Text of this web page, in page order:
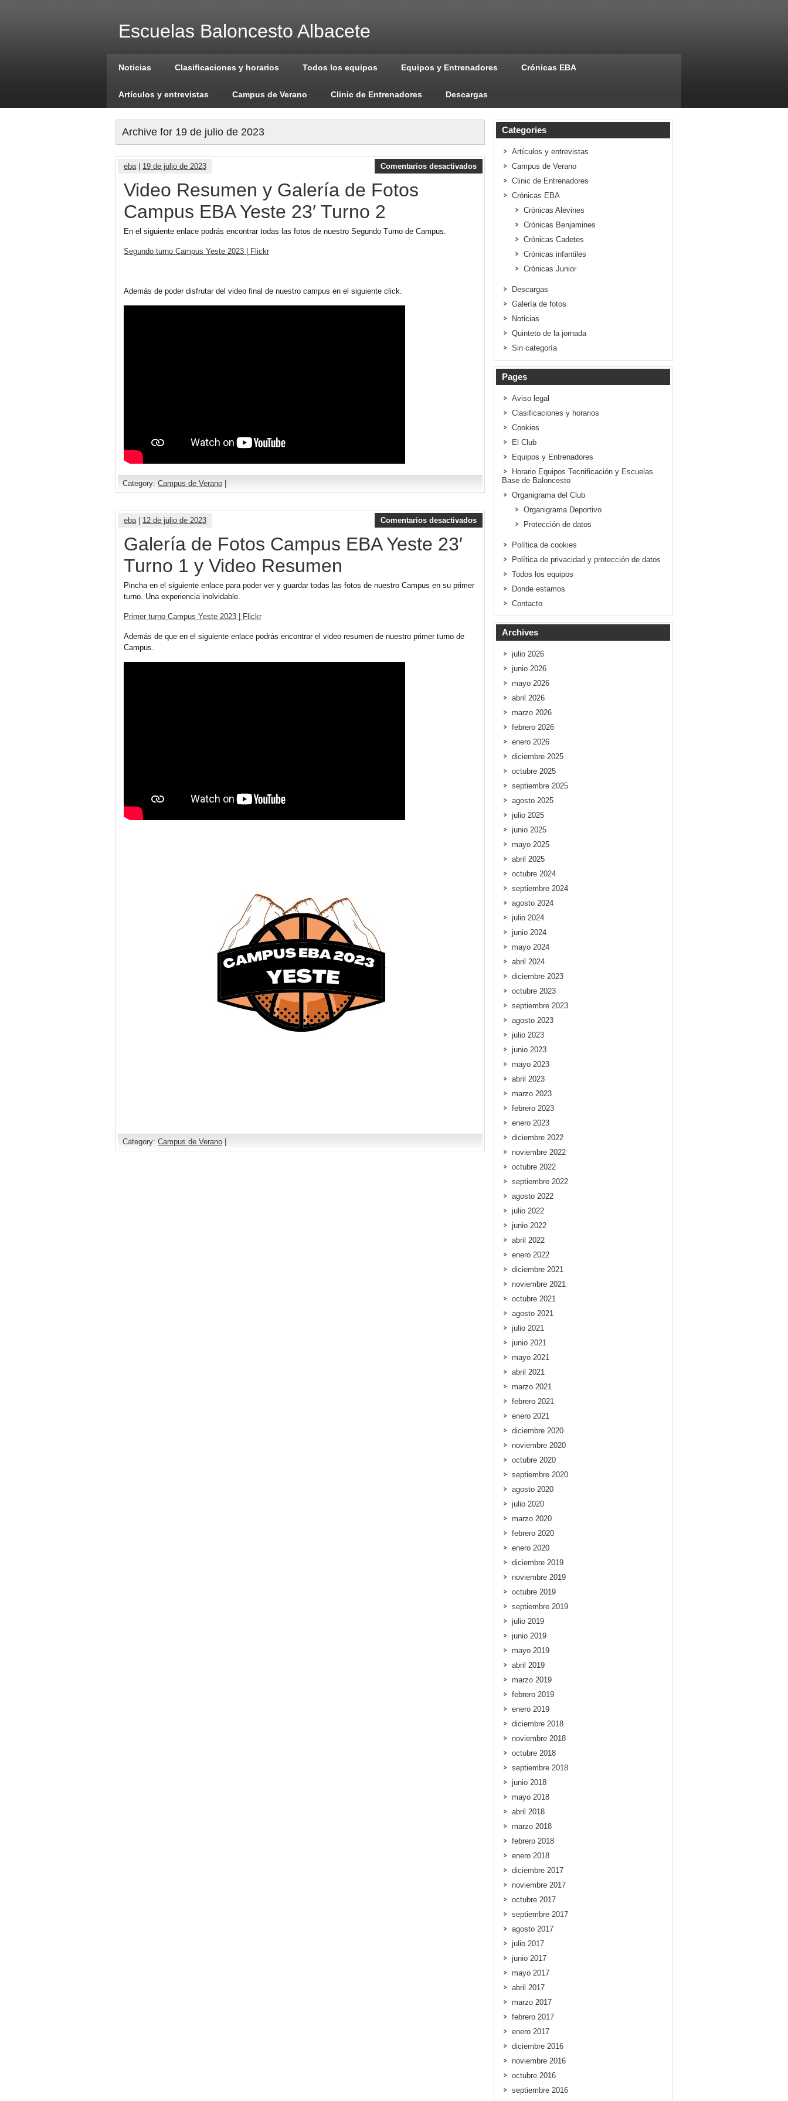
Escuelas Baloncesto Albacete
Noticias Clasificaciones y horarios Todos los equipos Equipos y Entrenadores Crónicas EBA
Artículos y entrevistas Campus de Verano Clinic de Entrenadores Descargas
Archive for 19 de julio de 2023
eba| 19 de julio de 2023 Comentarios desactivados
Video Resumen y Galería de Fotos
Campus EBA Yeste 23′ Turno 2
En el siguiente enlace podrás encontrar todas las fotos de nuestro Segundo Turno de Campus.
Segundo turno Campus Yeste 2023 | Flickr
Además de poder disfrutar del video final de nuestro campus en el siguiente click.
Category: Campus de Verano
eba| 12 de julio de 2023 Comentarios desactivados
Galería de Fotos Campus EBA Yeste 23′
Turno 1 y Video Resumen
Pincha en el siguiente enlace para poder ver y guardar todas las fotos de nuestro Campus en su primer
turno. Una experiencia inolvidable.
Primer turno Campus Yeste 2023 | Flickr
Además de que en el siguiente enlace podrás encontrar el video resumen de nuestro primer turno de
Campus.
Category: Campus de Verano
Categories
Artículos y entrevistas
Campus de Verano
Clinic de Entrenadores
Crónicas EBA
Crónicas Alevines
Crónicas Benjamines
Crónicas Cadetes
Crónicas infantiles
Crónicas Junior
Descargas
Galería de fotos
Noticias
Quinteto de la jornada
Sin categoría
Pages
Aviso legal
Clasificaciones y horarios
Cookies
El Club
Equipos y Entrenadores
Horario Equipos Tecnificación y Escuelas
Base de Baloncesto
Organigrama del Club
Organigrama Deportivo
Protección de datos
Política de cookies
Política de privacidad y protección de datos
Todos los equipos
Donde estamos
Contacto
Archives
julio 2026
junio 2026
mayo 2026
abril 2026
marzo 2026
febrero 2026
enero 2026
diciembre 2025
octubre 2025
septiembre 2025
agosto 2025
julio 2025
junio 2025
mayo 2025
abril 2025
octubre 2024
septiembre 2024
agosto 2024
julio 2024
junio 2024
mayo 2024
abril 2024
diciembre 2023
octubre 2023
septiembre 2023
agosto 2023
julio 2023
junio 2023
mayo 2023
abril 2023
marzo 2023
febrero 2023
enero 2023
diciembre 2022
noviembre 2022
octubre 2022
septiembre 2022
agosto 2022
julio 2022
junio 2022
abril 2022
enero 2022
diciembre 2021
noviembre 2021
octubre 2021
agosto 2021
julio 2021
junio 2021
mayo 2021
abril 2021
marzo 2021
febrero 2021
enero 2021
diciembre 2020
noviembre 2020
octubre 2020
septiembre 2020
agosto 2020
julio 2020
marzo 2020
febrero 2020
enero 2020
diciembre 2019
noviembre 2019
octubre 2019
septiembre 2019
julio 2019
junio 2019
mayo 2019
abril 2019
marzo 2019
febrero 2019
enero 2019
diciembre 2018
noviembre 2018
octubre 2018
septiembre 2018
junio 2018
mayo 2018
abril 2018
marzo 2018
febrero 2018
enero 2018
diciembre 2017
noviembre 2017
octubre 2017
septiembre 2017
agosto 2017
julio 2017
junio 2017
mayo 2017
abril 2017
marzo 2017
febrero 2017
enero 2017
diciembre 2016
noviembre 2016
octubre 2016
septiembre 2016